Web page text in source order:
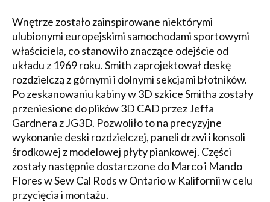
Wnętrze zostało zainspirowane niektórymi
ulubionymi europejskimi samochodami sportowymi
właściciela, co stanowiło znaczące odejście od
układu z 1969 roku. Smith zaprojektował deskę
rozdzielczą z górnymi i dolnymi sekcjami błotników.
Po zeskanowaniu kabiny w 3D szkice Smitha zostały
przeniesione do plików 3D CAD przez Jeffa
Gardnera z JG3D. Pozwoliło to na precyzyjne
wykonanie deski rozdzielczej, paneli drzwi i konsoli
środkowej z modelowej płyty piankowej. Części
zostały następnie dostarczone do Marco i Mando
Flores w Sew Cal Rods w Ontario w Kalifornii w celu
przycięcia i montażu.